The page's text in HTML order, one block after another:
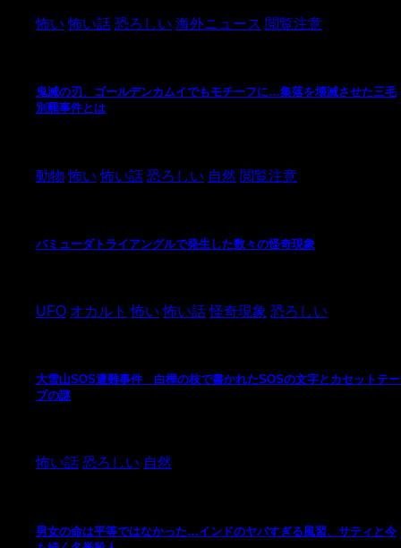
怖い 怖い話 恐ろしい 海外ニュース 閲覧注意
鬼滅の刃、ゴールデンカムイでもモチーフに…集落を壊滅させた三毛
別羆事件とは
動物 怖い 怖い話 恐ろしい 自然 閲覧注意
バミューダトライアングルで発生した数々の怪奇現象
UFO オカルト 怖い 怖い話 怪奇現象 恐ろしい
大雪山SOS遭難事件 白樺の枝で書かれたSOSの文字とカセットテー
プの謎
怖い話 恐ろしい 自然
男女の命は平等ではなかった…インドのヤバすぎる風習、サティと今